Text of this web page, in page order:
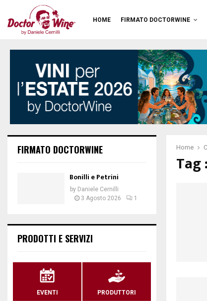
HOME FIRMATO DOCTORWINE
Home
Tag
FIRMATO DOCTORWINE
Bonilli e Petrini
by Daniele Cernilli
3 Agosto 2026
1
PRODOTTI E SERVIZI
EVENTI PRODUTTORI